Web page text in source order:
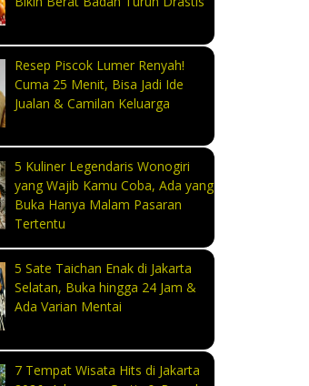
Resep Piscok Lumer Renyah!
Cuma 25 Menit, Bisa Jadi Ide
Jualan & Camilan Keluarga
5 Kuliner Legendaris Wonogiri
yang Wajib Kamu Coba, Ada yang
Buka Hanya Malam Pasaran
Tertentu
5 Sate Taichan Enak di Jakarta
Selatan, Buka hingga 24 Jam &
Ada Varian Mentai
7 Tempat Wisata Hits di Jakarta